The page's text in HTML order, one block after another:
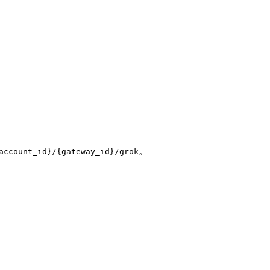
{gateway_id}/grok 。